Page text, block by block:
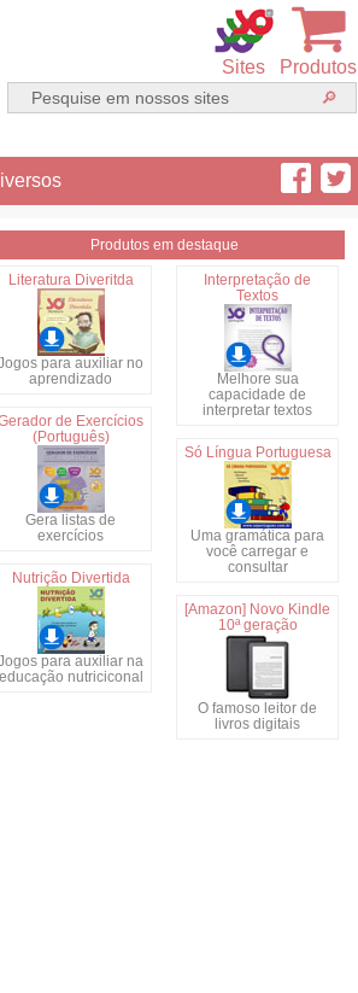
Produtos
Sites
Produtos em destaque
Literatura Diveritda
para auxiliar no
aprendizado
Interpretação de
Textos
Melhore sua
capacidade de
interpretar textos
de Exercícios
(Português)
Gera listas de
exercícios
Só Língua Portuguesa
Uma gramática para
você carregar e
consultar
Nutrição Divertida
para auxiliar na
educação nutriciconal
[Amazon] Novo Kindle
10ª geração
O famoso leitor de
livros digitais